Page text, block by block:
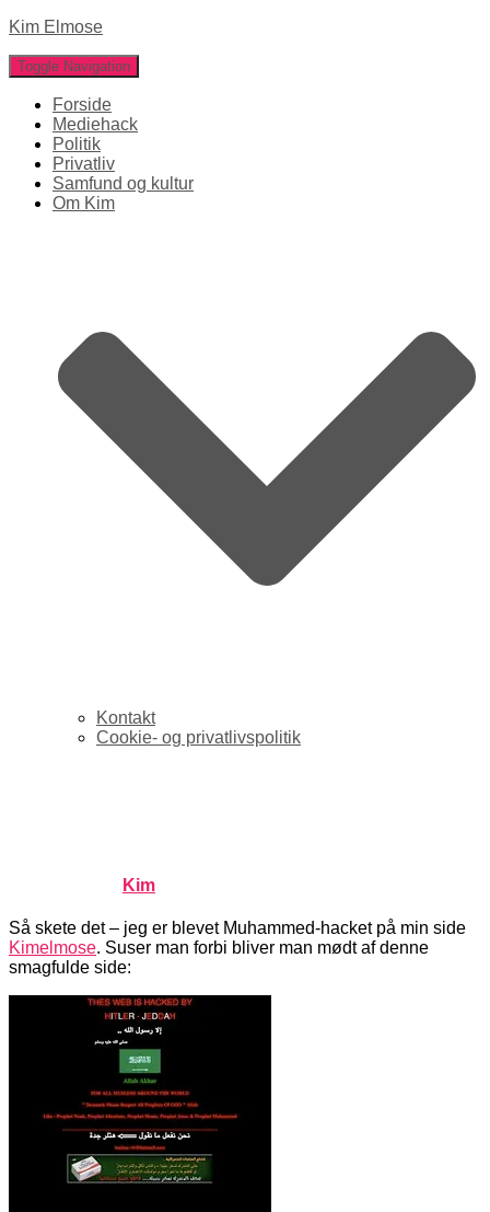
Kim Elmose
Toggle Navigation
Forside
Mediehack
Politik
Privatliv
Samfund og kultur
Om Kim
Kontakt
Cookie- og privatlivspolitik
Kim
Så skete det – jeg er blevet Muhammed-hacket på min side
Kimelmose. Suser man forbi bliver man mødt af denne
smagfulde side: